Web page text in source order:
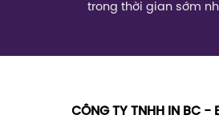
trong thời gian sớm
CÔNG TY TNHH IN BC -